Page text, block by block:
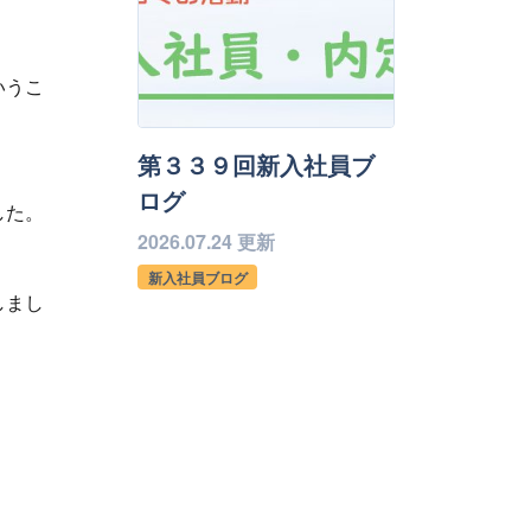
こ
。
し
第３３９回新入社員ブ
ログ
2026.07.24 更新
新入社員ブログ